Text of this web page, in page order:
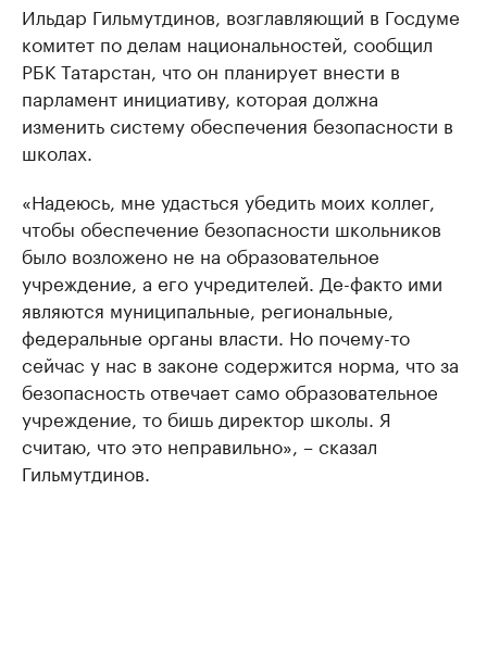
Ильдар Гильмутдинов, возглавляющий в Госдуме
комитет по делам национальностей, сообщил
РБК Татарстан, что он планирует внести в
парламент инициативу, которая должна
изменить систему обеспечения безопасности в
школах.
«Надеюсь, мне удасться убедить моих коллег,
чтобы обеспечение безопасности школьников
было возложено не на образовательное
учреждение, а его учредителей. Де-факто ими
являются муниципальные, региональные,
федеральные органы власти. Но почему-то
сейчас у нас в законе содержится норма, что за
безопасность отвечает само образовательное
учреждение, то бишь директор школы. Я
считаю, что это неправильно», – сказал
Гильмутдинов.